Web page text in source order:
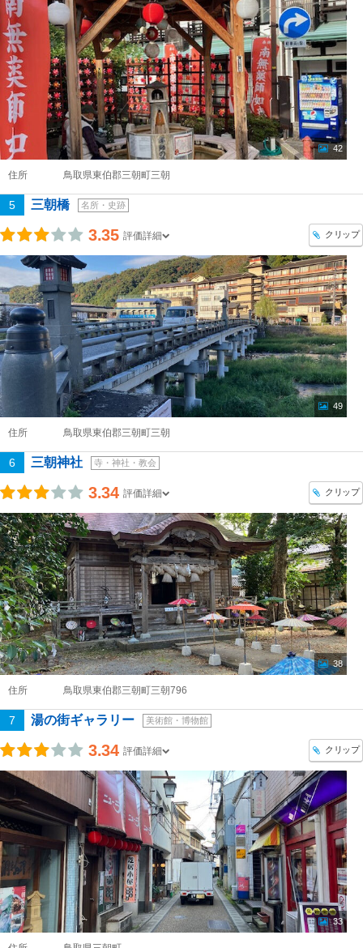
42
住所 鳥取県東伯郡三朝町三朝
5 三朝橋 名所・史跡
3.35 評価詳細 クリップ
49
住所 鳥取県東伯郡三朝町三朝
6 三朝神社 寺・神社・教会
3.34 評価詳細 クリップ
38
住所 鳥取県東伯郡三朝町三朝796
7 湯の街ギャラリー 美術館・博物館
3.34 評価詳細 クリップ
33